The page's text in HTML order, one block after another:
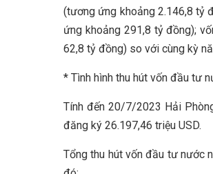
(tương ứng khoảng 2.146,8 tỷ
ứng khoảng 291,8 tỷ đồng);
62,8 tỷ đồng) so với cùng kỳ
* Tình hình thu hút vốn đầu tư
Tính đến 20/7/2023 Hải
đăng ký 26.197,46 triệu USD.
Tổng thu hút vốn đầu tư nước